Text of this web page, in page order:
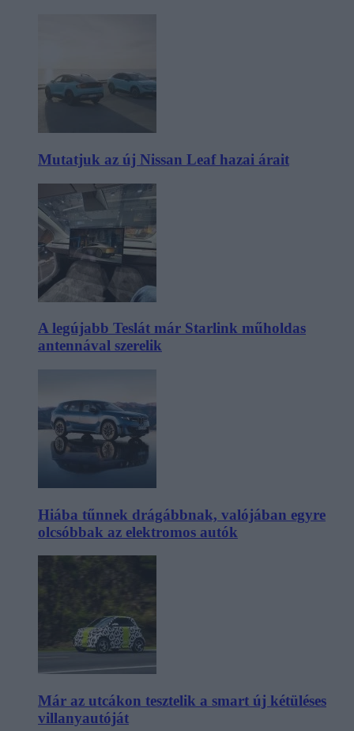
Mutatjuk az új Nissan Leaf hazai árait
A legújabb Teslát már Starlink műholdas
antennával szerelik
Hiába tűnnek drágábbnak, valójában egyre
olcsóbbak az elektromos autók
Már az utcákon tesztelik a smart új kétüléses
villanyautóját